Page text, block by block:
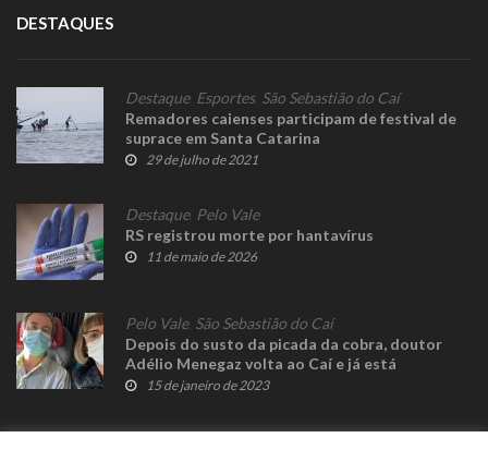
DESTAQUES
Destaque, Esportes, São Sebastião do Caí
Remadores caienses participam de festival de
suprace em Santa Catarina
29 de julho de 2021
Destaque, Pelo Vale
RS registrou morte por hantavírus
11 de maio de 2026
Pelo Vale, São Sebastião do Caí
Depois do susto da picada da cobra, doutor
Adélio Menegaz volta ao Caí e já está
trabalhando
15 de janeiro de 2023